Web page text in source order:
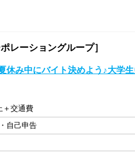
ーショングループ］
休み中にバイト決めよう♪大学生
＋交通費
自己申告